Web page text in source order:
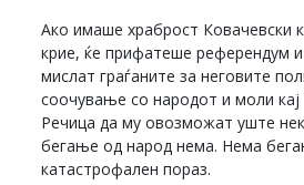
Ако имаше храброст Ковачевски
крие, ќе прифатеше референдум
мислат граѓаните за неговите
соочување со народот и моли
Речица да му овозможат уште
бегање од народ нема. Нема
катастрофален пораз.